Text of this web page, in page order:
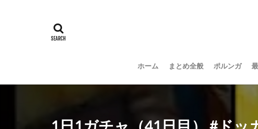
ホーム まとめ全般 ポルンガ